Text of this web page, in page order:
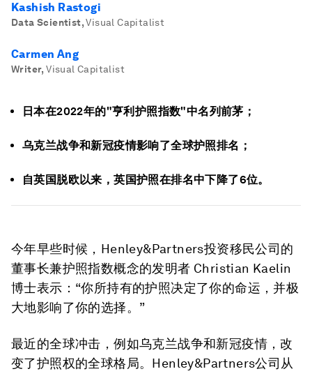
Kashish Rastogi
Data Scientist, Visual Capitalist
Carmen Ang
Writer, Visual Capitalist
日本在2022年的"亨利护照指数"中名列前茅；
乌克兰战争和新冠疫情影响了全球护照排名；
自英国脱欧以来，英国护照在排名中下降了6位。
今年早些时候，Henley&Partners投资移民公司的
董事长兼护照指数概念的发明者 Christian Kaelin
博士表示：“你所持有的护照决定了你的命运，并极
大地影响了你的选择。”
最近的全球冲击，例如乌克兰战争和新冠疫情，改
变了护照权的全球格局。Henley&Partners公司从